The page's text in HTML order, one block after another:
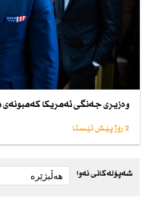
وەزیری جەنگی ئەمریكا كەمبونەی
2 رۆژ پێش ئێستا
شەپۆلەکانی نەوا